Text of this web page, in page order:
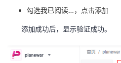
勾选我已阅读…，点击添加
添加成功后，显示验证成功。